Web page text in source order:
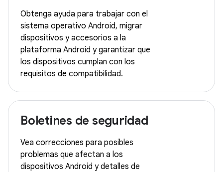
Obtenga ayuda para trabajar con el
sistema operativo Android, migrar
dispositivos y accesorios a la
plataforma Android y garantizar que
los dispositivos cumplan con los
requisitos de compatibilidad.
Boletines de seguridad
Vea correcciones para posibles
problemas que afectan a los
dispositivos Android y detalles de